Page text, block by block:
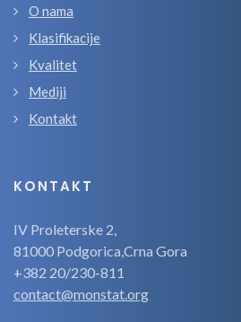
O nama
Klasifikacije
Kvalitet
Mediji
Kontakt
KONTAKT
IV Proleterske 2,
81000 Podgorica,Crna Gora
+382 20/230-811
contact@monstat.org